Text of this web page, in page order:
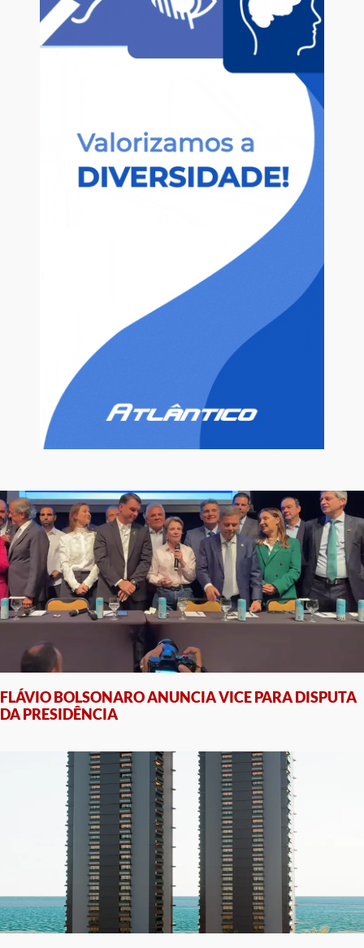
FLÁVIO BOLSONARO ANUNCIA VICE PARA DISPUTA
DA PRESIDÊNCIA